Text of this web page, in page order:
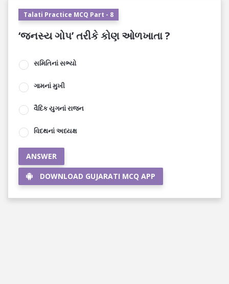
Talati Practice MCQ Part - 8
‘જનસ્ય ગોપ’ તરીકે કોણ ઓળખાતા ?
સમિતિનાં સભ્યો
ગામનાં મુખી
વૈદિક યુગનાં રાજન
વિદથનાં અધ્યક્ષ
ANSWER
DOWNLOAD GUJARATI MCQ APP